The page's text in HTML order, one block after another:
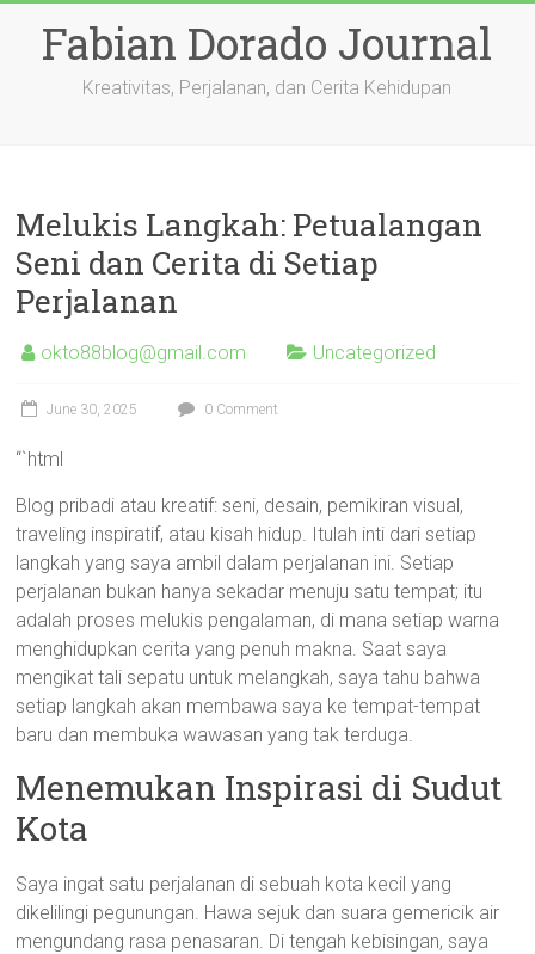
contentFabian Dorado Journal
Kreativitas, Perjalanan, dan Cerita Kehidupan
Melukis Langkah: Petualangan
Seni dan Cerita di Setiap
Perjalanan
okto88blog@gmail.com Uncategorized
June 30, 2025 0 Comment
“`html
Blog pribadi atau kreatif: seni, desain, pemikiran visual,
traveling inspiratif, atau kisah hidup. Itulah inti dari setiap
langkah yang saya ambil dalam perjalanan ini. Setiap
perjalanan bukan hanya sekadar menuju satu tempat; itu
adalah proses melukis pengalaman, di mana setiap warna
menghidupkan cerita yang penuh makna. Saat saya
mengikat tali sepatu untuk melangkah, saya tahu bahwa
setiap langkah akan membawa saya ke tempat-tempat
baru dan membuka wawasan yang tak terduga.
Menemukan Inspirasi di Sudut
Kota
Saya ingat satu perjalanan di sebuah kota kecil yang
dikelilingi pegunungan. Hawa sejuk dan suara gemericik air
mengundang rasa penasaran. Di tengah kebisingan, saya